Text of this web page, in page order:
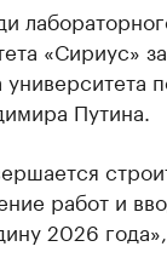
«Сириус»
Путина.
работ и
2026